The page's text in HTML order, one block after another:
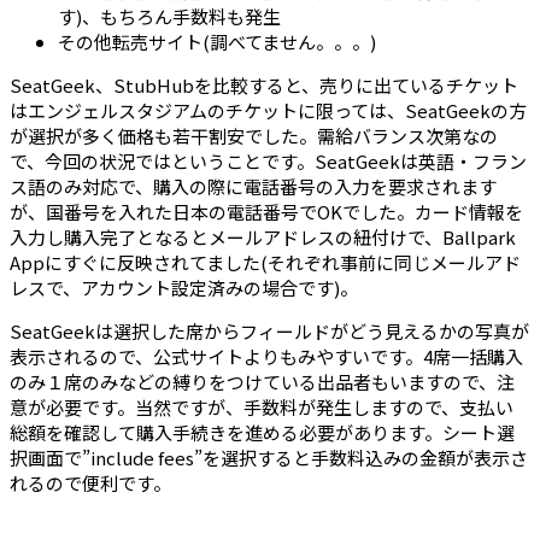
す)、もちろん手数料も発生
その他転売サイト(調べてません。。。)
SeatGeek、StubHubを比較すると、売りに出ているチケット
はエンジェルスタジアムのチケットに限っては、SeatGeekの方
が選択が多く価格も若干割安でした。需給バランス次第なの
で、今回の状況ではということです。SeatGeekは英語・フラン
ス語のみ対応で、購入の際に電話番号の入力を要求されます
が、国番号を入れた日本の電話番号でOKでした。カード情報を
入力し購入完了となるとメールアドレスの紐付けで、Ballpark
Appにすぐに反映されてました(それぞれ事前に同じメールアド
レスで、アカウント設定済みの場合です)。
SeatGeekは選択した席からフィールドがどう見えるかの写真が
表示されるので、公式サイトよりもみやすいです。4席一括購入
のみ１席のみなどの縛りをつけている出品者もいますので、注
意が必要です。当然ですが、手数料が発生しますので、支払い
総額を確認して購入手続きを進める必要があります。シート選
択画面で”include fees”を選択すると手数料込みの金額が表示さ
れるので便利です。